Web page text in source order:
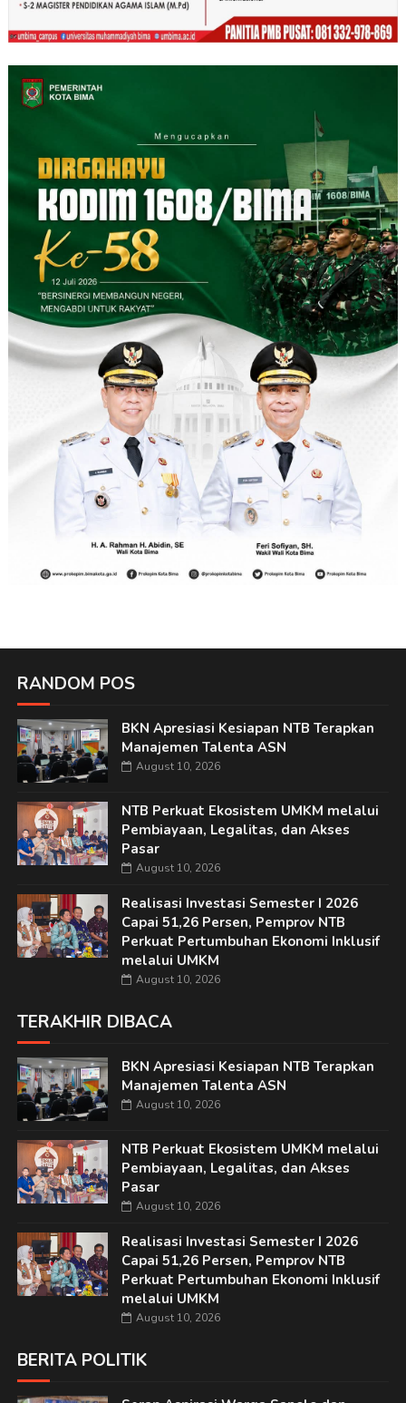
RANDOM POS
BKN Apresiasi Kesiapan NTB Terapkan
Manajemen Talenta ASN
August 10, 2026
NTB Perkuat Ekosistem UMKM melalui
Pembiayaan, Legalitas, dan Akses
Pasar
August 10, 2026
Realisasi Investasi Semester I 2026
Capai 51,26 Persen, Pemprov NTB
Perkuat Pertumbuhan Ekonomi Inklusif
melalui UMKM
August 10, 2026
TERAKHIR DIBACA
BKN Apresiasi Kesiapan NTB Terapkan
Manajemen Talenta ASN
August 10, 2026
NTB Perkuat Ekosistem UMKM melalui
Pembiayaan, Legalitas, dan Akses
Pasar
August 10, 2026
Realisasi Investasi Semester I 2026
Capai 51,26 Persen, Pemprov NTB
Perkuat Pertumbuhan Ekonomi Inklusif
melalui UMKM
August 10, 2026
BERITA POLITIK